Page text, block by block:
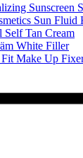
Sunscreen
Sun Fluid
Self Tan Cream
White Filler
Make Up